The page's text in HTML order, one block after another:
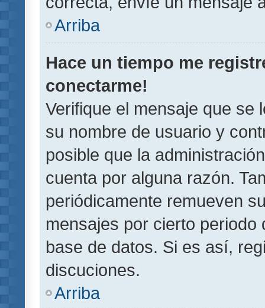
Arriba
Hace un tiempo me
conectarme!
Verifique el mensaje que se
su nombre de usuario y
posible que la
cuenta por alguna razón.
periódicamente remueven
mensajes por cierto
base de datos. Si es así,
discuciones.
Arriba